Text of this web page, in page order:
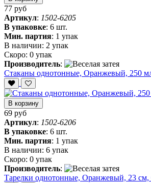
77 руб
Артикул: 1502-6205
В упаковке: 6 шт.
Мин. партия: 1 упак
В наличии: 2 упак
Скоро: 0 упак
Производитель:
Стаканы однотонные, Оранжевый, 250
В корзину
69 руб
Артикул: 1502-6206
В упаковке: 6 шт.
Мин. партия: 1 упак
В наличии: 6 упак
Скоро: 0 упак
Производитель:
Тарелки однотонные, Оранжевый, 23 см,